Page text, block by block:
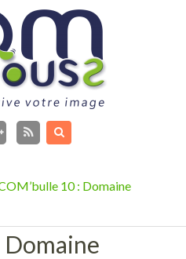
Flux
10 : Domaine
Domaine